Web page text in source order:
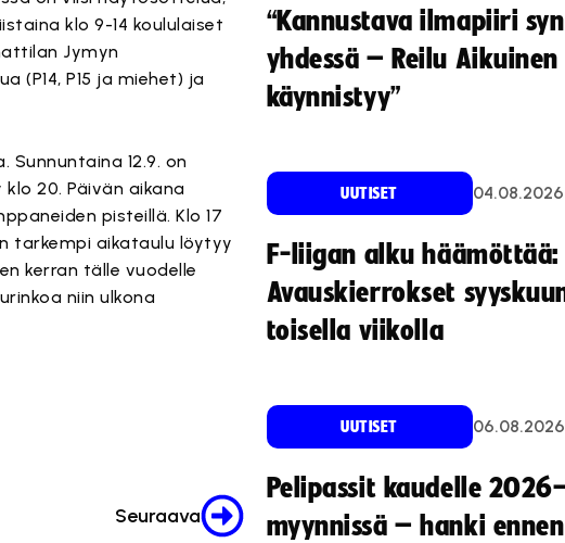
klo 9-14 koululaiset
Jymyn
(P14, P15 ja miehet) ja
12.9. on
20. Päivän aikana
pisteillä. Klo 17
tarkempi aikataulu löytyy
kerran tälle vuodelle
niin ulkona
Seuraava
“Kannustava ilmapiiri
yhdessä – Reilu
käynnistyy”
UUTISET 04.08.2026
F-liigan alku häämöttää:
Avauskierrokset
toisella viikolla
UUTISET 06.08.2026
Pelipassit kaudelle
myynnissä – hanki ennen